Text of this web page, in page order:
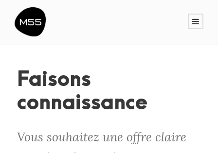
Faisons
connaissance
Vous souhaitez une offre claire